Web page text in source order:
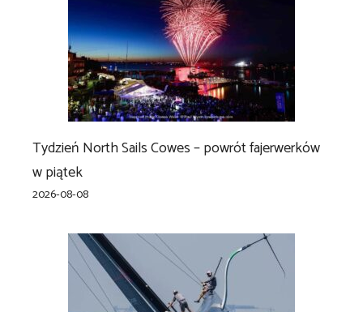
Tydzień North Sails Cowes – powrót fajerwerków
w piątek
2026-08-08